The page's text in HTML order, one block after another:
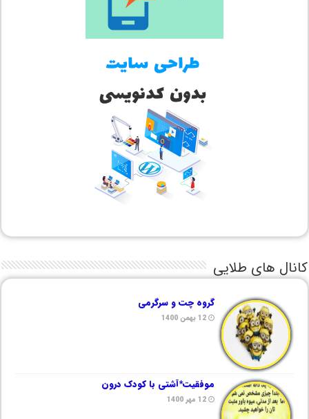
کانال های طلایی
گروه چت و سرگرمی
12 بهمن 1400
موفقیت*آشتی با کودک درون
12 مهر 1400